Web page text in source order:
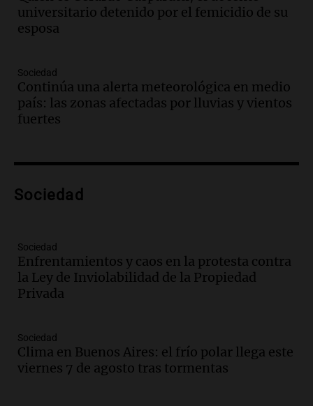
Amamos Argentina
Episodios
avanza con testimonios clave sobre el
accidente en Villa Dolores
Panorama Federal
tributo todos los jueves
Episodios
sea, va a ser lindo”
La Cadena del Gol
Episodios
Audio.
mano es muy peligroso”
La Argentina, hoy
Episodios
universitario detenido por el femicidio de su
esposa
Sociedad
Continúa una alerta meteorológica en medio
país: las zonas afectadas por lluvias y vientos
fuertes
Sociedad
Sociedad
Enfrentamientos y caos en la protesta contra
la Ley de Inviolabilidad de la Propiedad
Privada
Sociedad
Clima en Buenos Aires: el frío polar llega este
viernes 7 de agosto tras tormentas